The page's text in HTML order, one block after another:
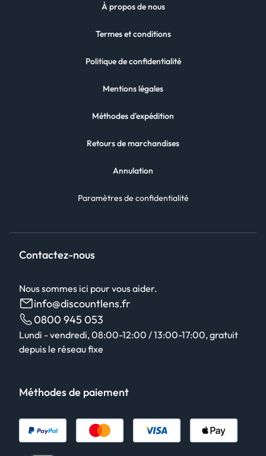
À propos de nous
Termes et conditions
Politique de confidentialité
Mentions légales
Méthodes d'expédition
Retours de marchandises
Annulation
Paramètres de confidentialité
Contactez-nous
Nous sommes ici pour vous aider.
info@discountlens.fr
0800 945 053
Lundi - vendredi, 08:00-12:00 / 13:00-17:00, gratuit
depuis le réseau fixe
Méthodes de paiement